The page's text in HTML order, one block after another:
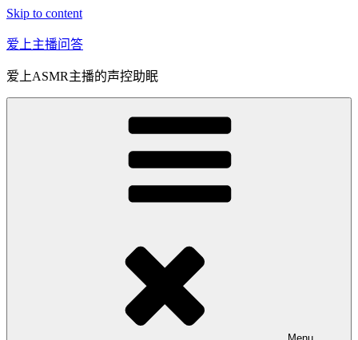
Skip to content
爱上主播问答
爱上ASMR主播的声控助眠